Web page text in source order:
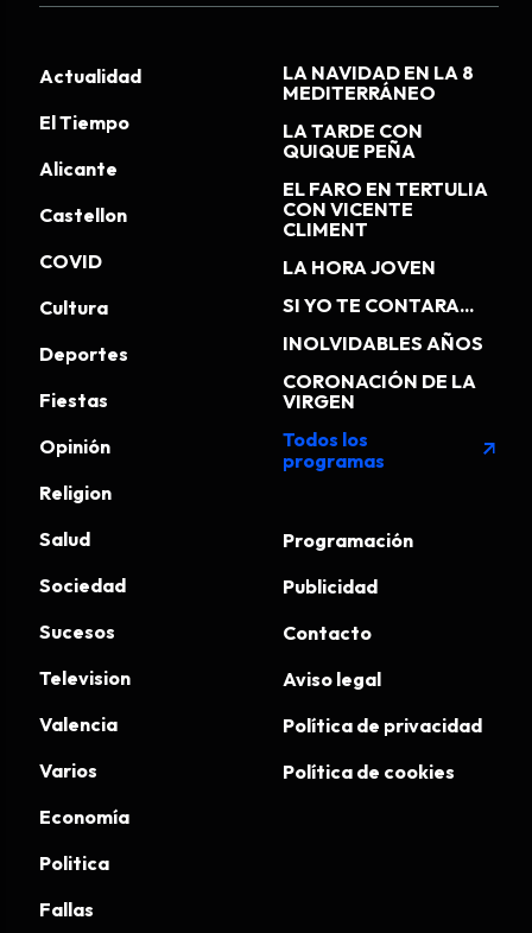
Actualidad
El Tiempo
Alicante
Castellon
COVID
Cultura
Deportes
Fiestas
Opinión
Religion
Salud
Sociedad
Sucesos
Television
Valencia
Varios
Economía
Politica
Fallas
LA NAVIDAD EN LA 8
MEDITERRÁNEO
LA TARDE CON
QUIQUE PEÑA
EL FARO EN TERTULIA
CON VICENTE
CLIMENT
LA HORA JOVEN
SI YO TE CONTARA...
INOLVIDABLES AÑOS
CORONACIÓN DE LA
VIRGEN
Todos los
programas
arrow_outward
Programación
Publicidad
Contacto
Aviso legal
Política de privacidad
Política de cookies